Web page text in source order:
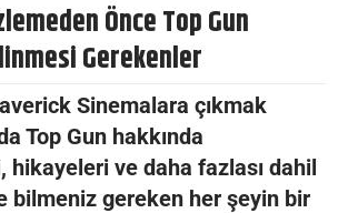
Önce Top Gun
Gerekenler
Sinemalara çıkmak
Top Gun hakkında
hikayeleri ve daha fazlası dahil
bilmeniz gereken her şeyin bir